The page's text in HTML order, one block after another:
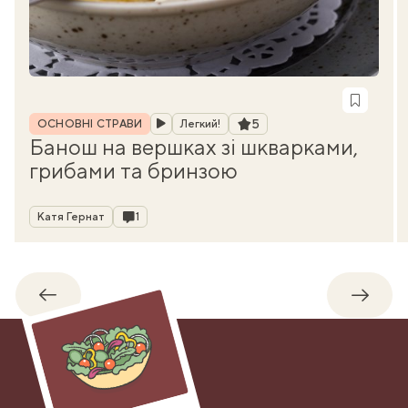
Рубрика
ОСНОВНІ СТРАВИ Легкий! Рейтинг
5
Банош на вершках зі шкварками,
грибами та бринзою
Автор
Катя Гернат Коментарі
1
Назад